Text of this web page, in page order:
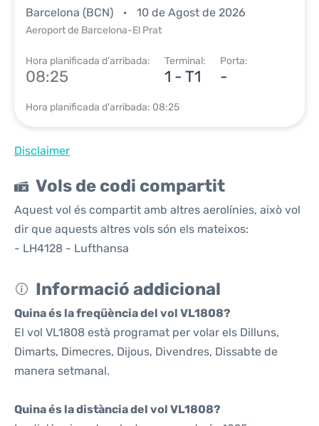
Barcelona (BCN) 10 de Agost de 2026
Aeroport de Barcelona-El Prat
Hora planificada d'arribada:
08:25
Terminal:
1 - T1
Porta:
-
Hora planificada d'arribada: 08:25
Disclaimer
Vols de codi compartit
Aquest vol és compartit amb altres aerolínies, això vol
dir que aquests altres vols són els mateixos:
- LH4128 - Lufthansa
Informació addicional
Quina és la freqüència del vol VL1808?
El vol VL1808 està programat per volar els Dilluns,
Dimarts, Dimecres, Dijous, Divendres, Dissabte de
manera setmanal.
Quina és la distància del vol VL1808?